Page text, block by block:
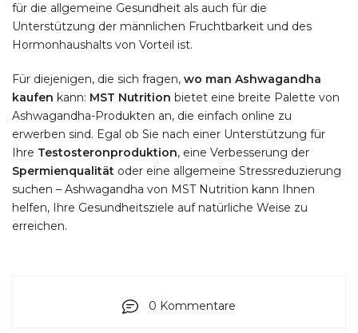
für die allgemeine Gesundheit als auch für die
Unterstützung der männlichen Fruchtbarkeit und des
Hormonhaushalts von Vorteil ist.
Für diejenigen, die sich fragen, wo man Ashwagandha
kaufen kann: MST Nutrition bietet eine breite Palette von
Ashwagandha-Produkten an, die einfach online zu
erwerben sind. Egal ob Sie nach einer Unterstützung für
Ihre Testosteronproduktion, eine Verbesserung der
Spermienqualität oder eine allgemeine Stressreduzierung
suchen – Ashwagandha von MST Nutrition kann Ihnen
helfen, Ihre Gesundheitsziele auf natürliche Weise zu
erreichen.
0 Kommentare